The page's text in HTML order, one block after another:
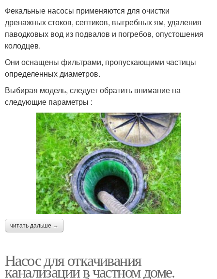
Фекальные насосы применяются для очистки
дренажных стоков, септиков, выгребных ям, удаления
паводковых вод из подвалов и погребов, опустошения
колодцев.
Они оснащены фильтрами, пропускающими частицы
определенных диаметров.
Выбирая модель, следует обратить внимание на
следующие параметры :
читать дальше →
Насос для откачивания
канализации в частном доме.